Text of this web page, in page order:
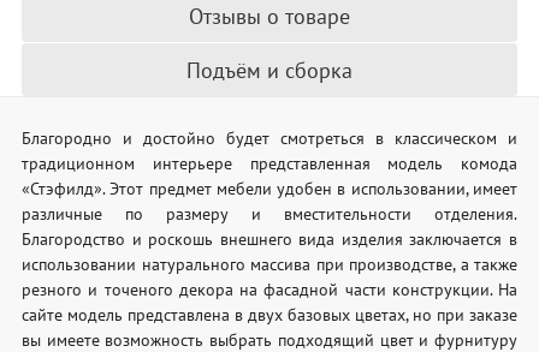
Отзывы о товаре
Подъём и сборка
Благородно и достойно будет смотреться в классическом и
традиционном интерьере представленная модель комода
«Стэфилд». Этот предмет мебели удобен в использовании, имеет
различные по размеру и вместительности отделения.
Благородство и роскошь внешнего вида изделия заключается в
использовании натурального массива при производстве, а также
резного и точеного декора на фасадной части конструкции. На
сайте модель представлена в двух базовых цветах, но при заказе
вы имеете возможность выбрать подходящий цвет и фурнитуру